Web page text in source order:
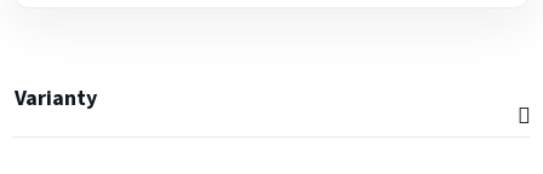
Varianty